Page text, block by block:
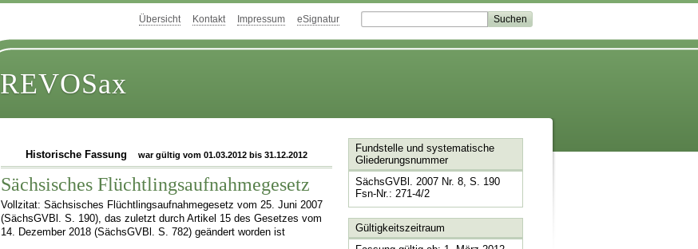
Übersicht Kontakt Impressum eSignatur
REVOSax
Historische Fassung war gültig vom 01.03.2012 bis 31.12.2012
Sächsisches Flüchtlingsaufnahmegesetz
Vollzitat: Sächsisches Flüchtlingsaufnahmegesetz vom 25. Juni 2007
(SächsGVBl. S. 190), das zuletzt durch Artikel 15 des Gesetzes vom
14. Dezember 2018 (SächsGVBl. S. 782) geändert worden ist
Fundstelle und systematische
Gliederungsnummer
SächsGVBl. 2007 Nr. 8, S. 190
Fsn-Nr.: 271-4/2
Gültigkeitszeitraum